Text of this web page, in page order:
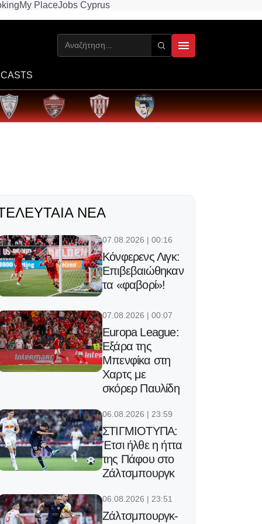
My PlaceJobs Cyprus
ΝΈΑ
07.08.2026 | 00:16
Κόνφερενς Λιγκ:
Επιβεβαιώθηκαν
τα «φαβορί»!
07.08.2026 | 00:07
Europa League:
Εξάρα της
Μπενφίκα στη
Χαρτς με
σκόρερ Παυλίδη
06.08.2026 | 23:59
ΣΤΙΓΜΙΟΤΥΠΑ:
Έτσι ήλθε η ήττα
της Πάφου στο
Ζάλτσμπουργκ
06.08.2026 | 23:51
Ζάλτσμπουργκ-